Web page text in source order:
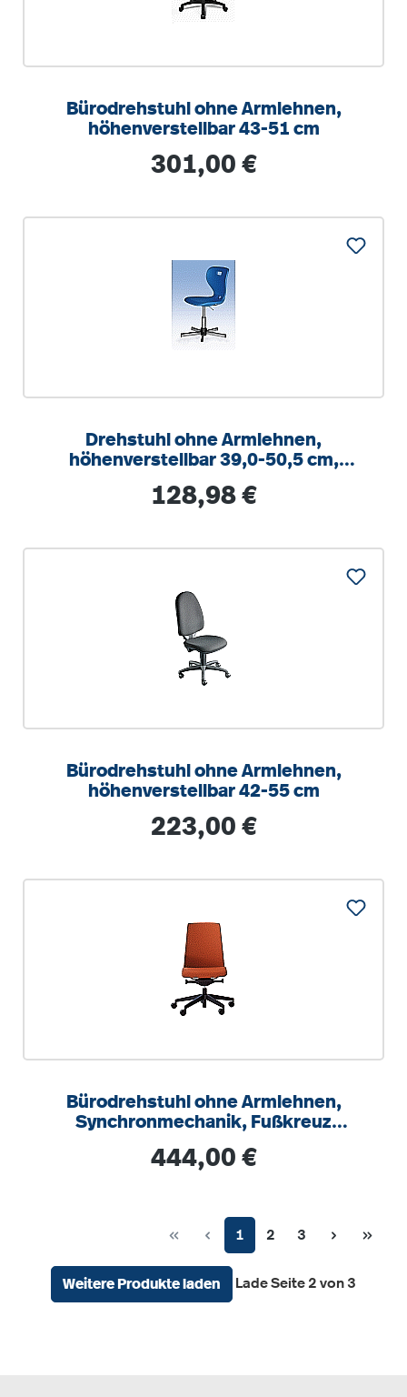
Bürodrehstuhl ohne Armlehnen,
höhenverstellbar 43-51 cm
Regulärer Preis:
301,00 €
Drehstuhl ohne Armlehnen,
höhenverstellbar 39,0-50,5 cm,
Sitzschale
Regulärer Preis:
128,98 €
Bürodrehstuhl ohne Armlehnen,
höhenverstellbar 42-55 cm
Regulärer Preis:
223,00 €
Bürodrehstuhl ohne Armlehnen,
Synchronmechanik, Fußkreuz
Regulärer Preis:
444,00 €
Seite
1 Seite
2 Seite
3
Weitere Produkte laden Lade Seite 2 von 3